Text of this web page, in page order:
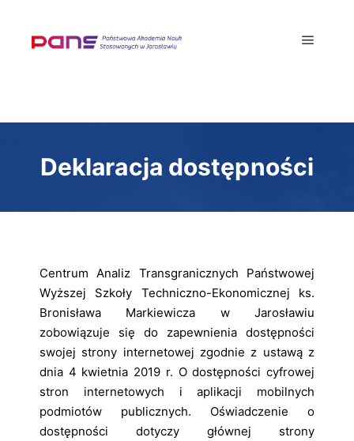
Deklaracja dostępności
Centrum Analiz Transgranicznych Państwowej
Wyższej Szkoły Techniczno-Ekonomicznej ks.
Bronisława Markiewicza w Jarosławiu
zobowiązuje się do zapewnienia dostępności
swojej strony internetowej zgodnie z ustawą z
dnia 4 kwietnia 2019 r. O dostępności cyfrowej
stron internetowych i aplikacji mobilnych
podmiotów publicznych. Oświadczenie o
dostępności dotyczy głównej strony